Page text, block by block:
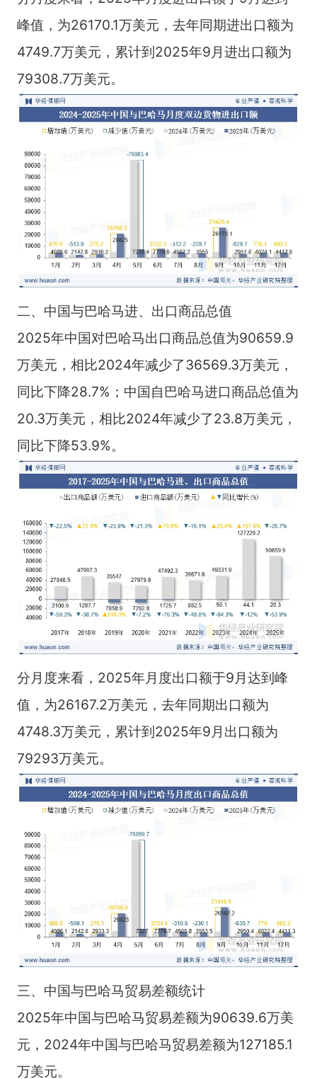
峰值，为26170.1万美元，去年同期进出口额为
4749.7万美元，累计到2025年9月进出口额为
79308.7万美元。
二、中国与巴哈马进、出口商品总值
2025年中国对巴哈马出口商品总值为90659.9
万美元，相比2024年减少了36569.3万美元，
同比下降28.7%；中国自巴哈马进口商品总值为
20.3万美元，相比2024年减少了23.8万美元，
同比下降53.9%。
分月度来看，2025年月度出口额于9月达到峰
值，为26167.2万美元，去年同期出口额为
4748.3万美元，累计到2025年9月出口额为
79293万美元。
三、中国与巴哈马贸易差额统计
2025年中国与巴哈马贸易差额为90639.6万美
元，2024年中国与巴哈马贸易差额为127185.1
万美元。